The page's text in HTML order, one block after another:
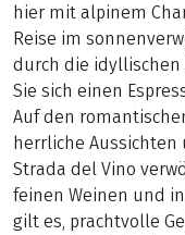
hier mit alpinem
Reise im
durch die idyllischen
Sie sich einen
Auf den
herrliche
Strada del Vino
feinen Weinen und
gilt es, prachtvolle